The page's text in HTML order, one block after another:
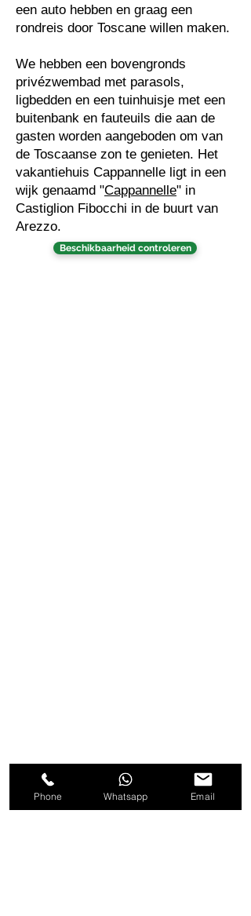
een auto hebben en graag een
rondreis door Toscane willen maken.
We hebben een bovengronds
privézwembad met parasols,
ligbedden en een tuinhuisje met een
buitenbank en fauteuils die aan de
gasten worden aangeboden om van
de Toscaanse zon te genieten. Het
vakantiehuis Cappannelle ligt in een
wijk genaamd "Cappannelle" in
Castiglion Fibocchi in de buurt van
Arezzo.
Beschikbaarheid controleren
Phone Whatsapp Email